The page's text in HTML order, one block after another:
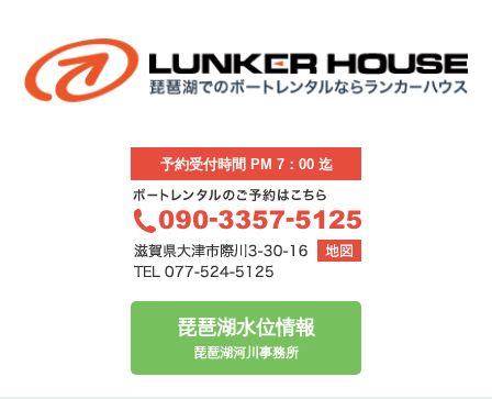
予約受付時間 PM 7：00 迄
琵琶湖水位情報
琵琶湖河川事務所